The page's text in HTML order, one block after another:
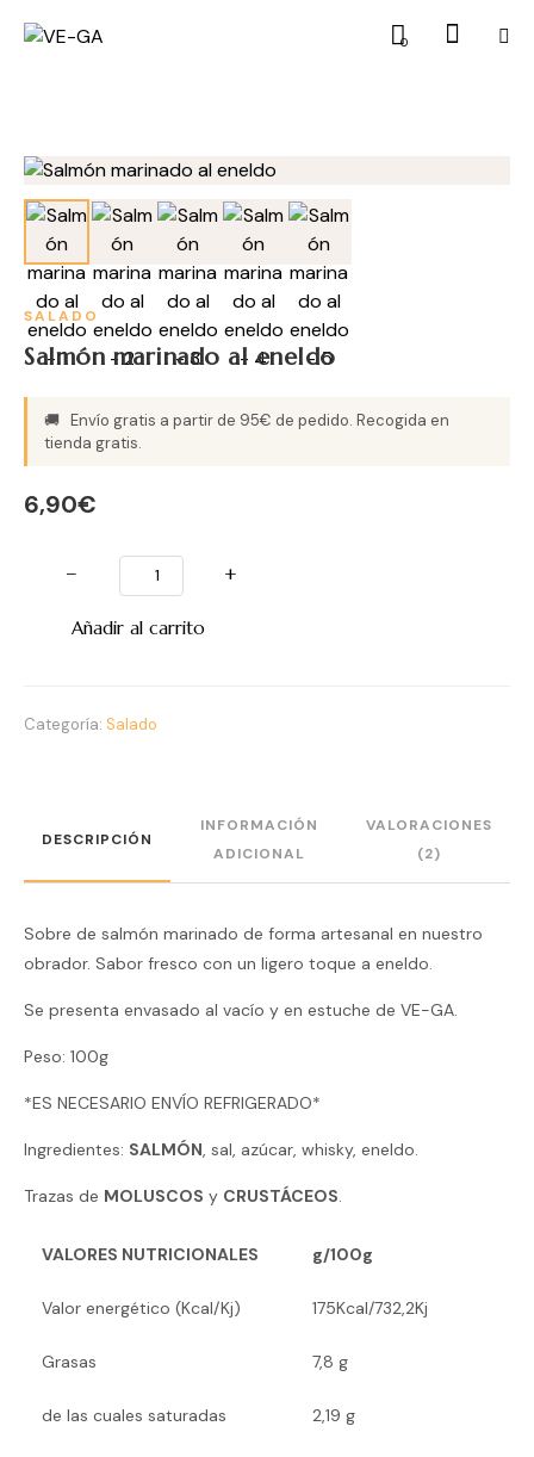
0
SALADO
Salmón marinado al eneldo
🚚 Envío gratis a partir de 95€ de pedido. Recogida en
tienda gratis.
6,90€
− +
Añadir al carrito
Categoría: Salado
DESCRIPCIÓN
INFORMACIÓN
ADICIONAL
VALORACIONES
(2)
Sobre de salmón marinado de forma artesanal en nuestro
obrador. Sabor fresco con un ligero toque a eneldo.
Se presenta envasado al vacío y en estuche de VE-GA.
Peso: 100g
*ES NECESARIO ENVÍO REFRIGERADO*
Ingredientes: SALMÓN, sal, azúcar, whisky, eneldo.
Trazas de MOLUSCOS y CRUSTÁCEOS.
VALORES NUTRICIONALES g/100g
Valor energético (Kcal/Kj) 175Kcal/732,2Kj
Grasas 7,8 g
de las cuales saturadas 2,19 g